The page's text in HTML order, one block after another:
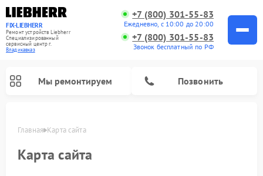
FIX-LIEBHERR
Ремонт устройств Liebherr
Специализированный
cервисный центр г.
Владикавказ
+7 (800) 301-55-83
Ежедневно, с 10:00 до 20:00
+7 (800) 301-55-83
Звонок бесплатный по РФ
Мы ремонтируем Позвонить
Главная Карта сайта
Карта сайта